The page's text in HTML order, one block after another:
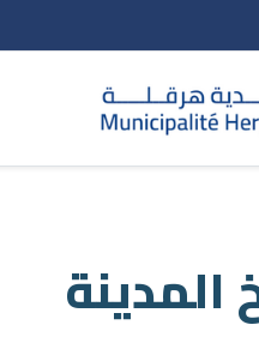
المدينة